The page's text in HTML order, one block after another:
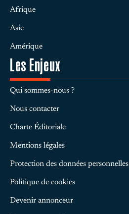
Afrique
Asie
Amérique
Les Enjeux
Qui sommes-nous ?
Nous contacter
Charte Éditoriale
Mentions légales
Protection des données personnelles
Politique de cookies
Devenir annonceur